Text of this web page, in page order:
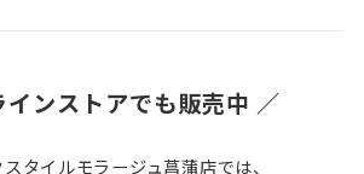
インストアでも販売中 ／
タイルモラージュ菖蒲店では、